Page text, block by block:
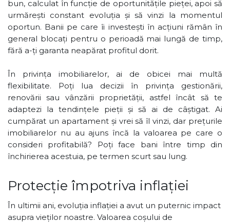
bun, calculat în funcție de oportunitățile pieței, apoi să
urmărești constant evoluția și să vinzi la momentul
oportun. Banii pe care îi investești în acțiuni rămân în
general blocați pentru o perioadă mai lungă de timp,
fără a-ți garanta neapărat profitul dorit.
În privința imobiliarelor, ai de obicei mai multă
flexibilitate. Poți lua decizii în privința gestionării,
renovării sau vânzării proprietății, astfel încât să te
adaptezi la tendințele pieții și să ai de câștigat. Ai
cumpărat un apartament și vrei să îl vinzi, dar prețurile
imobiliarelor nu au ajuns încă la valoarea pe care o
consideri profitabilă? Poți face bani între timp din
închirierea acestuia, pe termen scurt sau lung.
Protecție împotriva inflației
În ultimii ani, evoluția inflației a avut un puternic impact
asupra vieților noastre. Valoarea coșului de